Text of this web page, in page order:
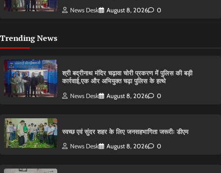
News Desk August 8, 2026 0
Trending News
श्री बद्रीनाथ मंदिर चढ़ावा चोरी प्रकरण में पुलिस की बड़ी
कार्रवाई,एक और अभियुक्त चढ़ा पुलिस के हत्थे
News Desk August 8, 2026 0
स्वच्छ एवं सुंदर शहर के लिए जनसहभागिता जरूरीः डीएम
News Desk August 8, 2026 0